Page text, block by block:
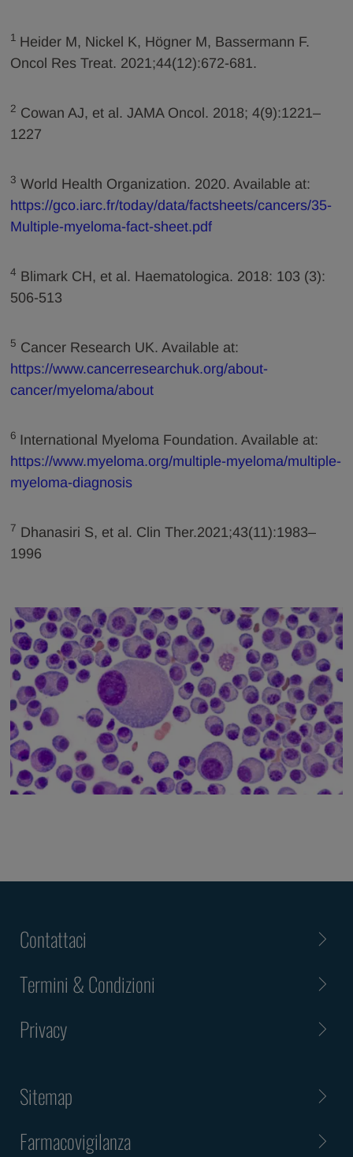
1 Heider M, Nickel K, Högner M, Bassermann F.
Oncol Res Treat. 2021;44(12):672-681.
2 Cowan AJ, et al. JAMA Oncol. 2018; 4(9):1221–
1227
3 World Health Organization. 2020. Available at:
https://gco.iarc.fr/today/data/factsheets/cancers/35-
Multiple-myeloma-fact-sheet.pdf
4 Blimark CH, et al. Haematologica. 2018: 103 (3):
506-513
5 Cancer Research UK. Available at:
https://www.cancerresearchuk.org/about-
cancer/myeloma/about
6 International Myeloma Foundation. Available at:
https://www.myeloma.org/multiple-myeloma/multiple-
myeloma-diagnosis
7 Dhanasiri S, et al. Clin Ther.2021;43(11):1983–
1996
Contattaci
Termini & Condizioni
Privacy
Sitemap
Farmacovigilanza